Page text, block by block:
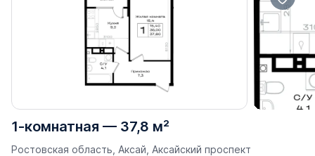
1-комнатная — 37,8 м²
Ростовская область, Аксай, Аксайский проспект